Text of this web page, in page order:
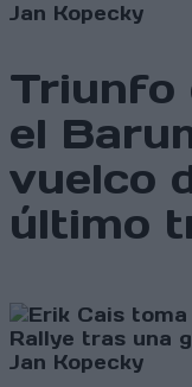
Jan Kopecky
Triunfo
el
vuelco
último
Jan Kopecky